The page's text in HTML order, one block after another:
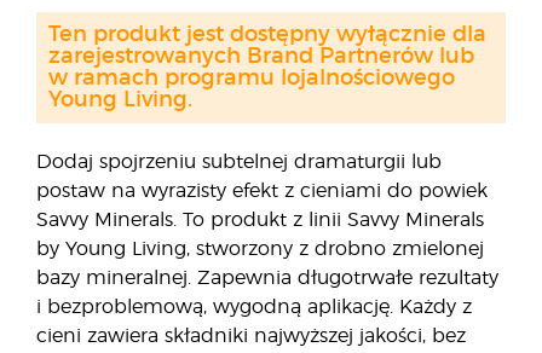
Dodaj spojrzeniu subtelnej dramaturgii lub
postaw na wyrazisty efekt z cieniami do powiek
Savvy Minerals. To produkt z linii Savvy Minerals
by Young Living, stworzony z drobno zmielonej
bazy mineralnej. Zapewnia długotrwałe rezultaty
i bezproblemową, wygodną aplikację. Każdy z
cieni zawiera składniki najwyższej jakości, bez
Ten produkt jest dostępny wyłącznie dla
zarejestrowanych Brand Partnerów lub
w ramach programu lojalnościowego
Young Living.